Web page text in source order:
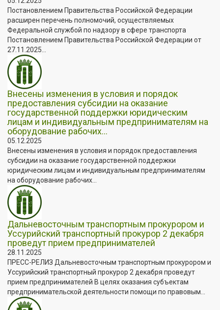
Постановлением Правительства Российской Федерации
расширен перечень полномочий, осуществляемых
Федеральной службой по надзору в сфере транспорта
Постановлением Правительства Российской Федерации от
27.11.2025...
Внесены изменения в условия и порядок
предоставления субсидии на оказание
государственной поддержки юридическим
лицам и индивидуальным предпринимателям на
оборудование рабочих...
05.12.2025
Внесены изменения в условия и порядок предоставления
субсидии на оказание государственной поддержки
юридическим лицам и индивидуальным предпринимателям
на оборудование рабочих...
Дальневосточным транспортным прокурором и
Уссурийский транспортный прокурор 2 декабря
проведут прием предпринимателей
28.11.2025
ПРЕСС-РЕЛИЗ Дальневосточным транспортным прокурором и
Уссурийский транспортный прокурор 2 декабря проведут
прием предпринимателей В целях оказания субъектам
предпринимательской деятельности помощи по правовым...